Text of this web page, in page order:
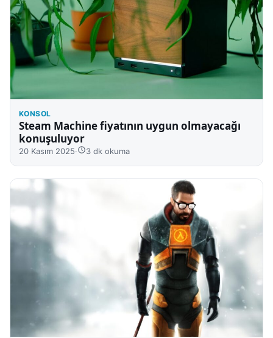
KONSOL
Steam Machine fiyatının uygun olmayacağı
konuşuluyor
20 Kasım 2025· 3 dk okuma